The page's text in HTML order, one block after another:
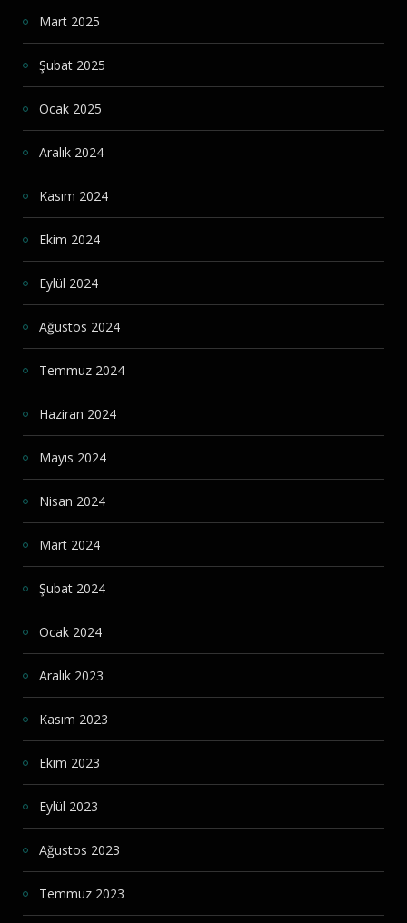
Mart 2025
Şubat 2025
Ocak 2025
Aralık 2024
Kasım 2024
Ekim 2024
Eylül 2024
Ağustos 2024
Temmuz 2024
Haziran 2024
Mayıs 2024
Nisan 2024
Mart 2024
Şubat 2024
Ocak 2024
Aralık 2023
Kasım 2023
Ekim 2023
Eylül 2023
Ağustos 2023
Temmuz 2023